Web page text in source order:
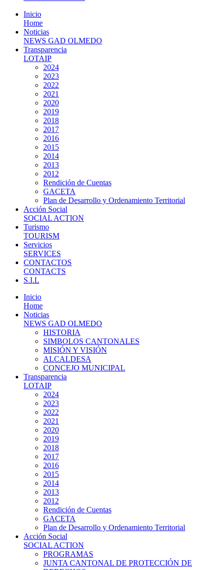
Inicio
Home
Noticias
NEWS GAD OLMEDO
Transparencia
LOTAIP
2024
2023
2022
2021
2020
2019
2018
2017
2016
2015
2014
2013
2012
Rendición de Cuentas
GACETA
Plan de Desarrollo y Ordenamiento Territorial
Acción Social
SOCIAL ACTION
Turismo
TOURISM
Servicios
SERVICES
CONTACTOS
CONTACTS
S.I.L
Inicio
Home
Noticias
NEWS GAD OLMEDO
HISTORIA
SIMBOLOS CANTONALES
MISIÓN Y VISIÓN
ALCALDESA
CONCEJO MUNICIPAL
Transparencia
LOTAIP
2024
2023
2022
2021
2020
2019
2018
2017
2016
2015
2014
2013
2012
Rendición de Cuentas
GACETA
Plan de Desarrollo y Ordenamiento Territorial
Acción Social
SOCIAL ACTION
PROGRAMAS
JUNTA CANTONAL DE PROTECCIÓN DE